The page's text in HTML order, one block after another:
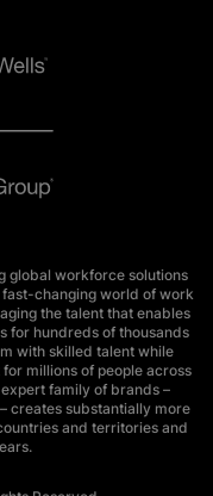
global workforce solutions
changing world of work
the talent that enables
for hundreds of thousands
with skilled talent while
millions of people across
family of brands –
creates substantially more
and territories and